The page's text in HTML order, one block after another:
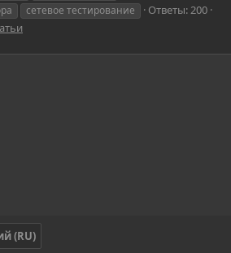
сетевое тестирование
Ответы: 200
(RU)